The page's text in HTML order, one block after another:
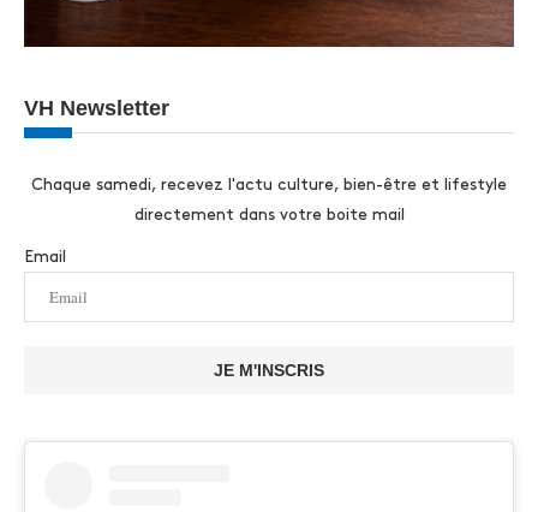
VH Newsletter
Chaque samedi, recevez l'actu culture, bien-être et lifestyle
directement dans votre boite mail
Email
JE M'INSCRIS